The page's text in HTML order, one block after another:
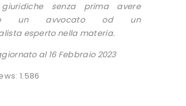
senza prima avere
un avvocato od un
esperto nella materia.
al 16 Febbraio 2023
1.586